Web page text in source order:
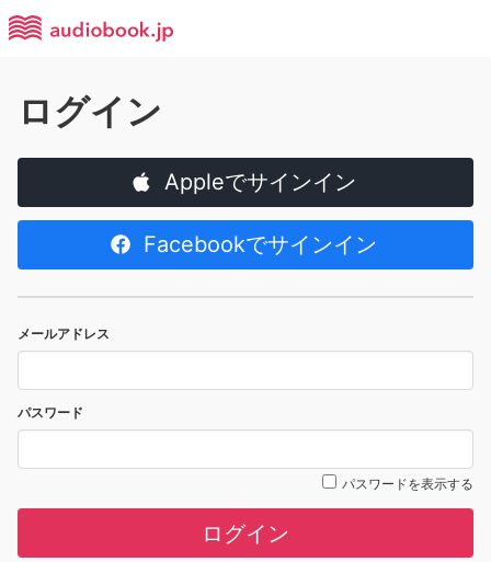
ログイン
Appleでサインイン
Facebookでサインイン
メールアドレス
パスワード
パスワードを表示する
ログイン